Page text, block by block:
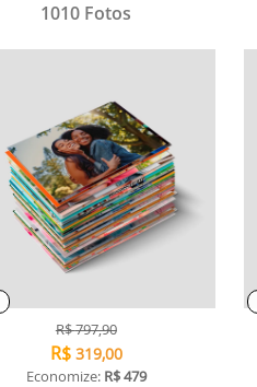
1010 Fotos
R$797,90
R$ 319,00
Economize: R$ 479